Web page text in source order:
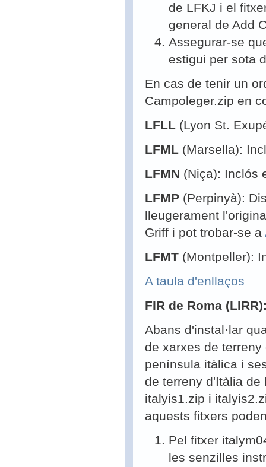
de LFKJ i el
general de Add
Assegurar-se
estigui per sota
En cas de tenir un
Campoleger.zip en
LFLL (Lyon St.
LFML (Marsella):
LFMN (Niça): Inclós
LFMP (Perpinyà):
lleugerament
Griff i pot trobar-se a
LFMT (Montpeller):
A taula d'enllaços
FIR de Roma
Abans d'instal·lar
de xarxes de
península itàlica i
de terreny d'Itàlia
italyis1.zip i
aquests fitxers
Pel fitxer
les senzilles